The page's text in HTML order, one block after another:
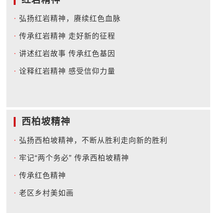
· 弘扬红岩精神，赓续红色血脉
· 传承红岩精神 走好新的征程
· 讲述红岩故事 传承红色基因
· 诠释红岩精神 感受信仰力量
西柏坡精神
· 弘扬西柏坡精神，不断从胜利走向新的胜利
· 牢记“两个务必” 传承西柏坡精神
· 传承红色精神
· 老区乡村美如画